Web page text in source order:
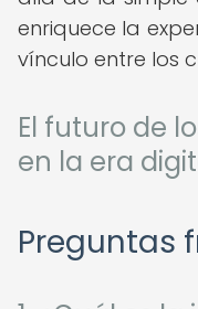
enriquece la
vínculo entre los
El futuro de
en la era
Preguntas